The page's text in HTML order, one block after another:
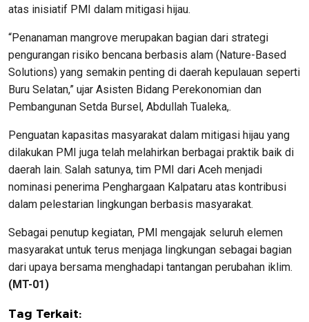
atas inisiatif PMI dalam mitigasi hijau.
“Penanaman mangrove merupakan bagian dari strategi
pengurangan risiko bencana berbasis alam (Nature-Based
Solutions) yang semakin penting di daerah kepulauan seperti
Buru Selatan,” ujar Asisten Bidang Perekonomian dan
Pembangunan Setda Bursel, Abdullah Tualeka,.
Penguatan kapasitas masyarakat dalam mitigasi hijau yang
dilakukan PMI juga telah melahirkan berbagai praktik baik di
daerah lain. Salah satunya, tim PMI dari Aceh menjadi
nominasi penerima Penghargaan Kalpataru atas kontribusi
dalam pelestarian lingkungan berbasis masyarakat.
Sebagai penutup kegiatan, PMI mengajak seluruh elemen
masyarakat untuk terus menjaga lingkungan sebagai bagian
dari upaya bersama menghadapi tantangan perubahan iklim.
(MT-01)
Tag Terkait: